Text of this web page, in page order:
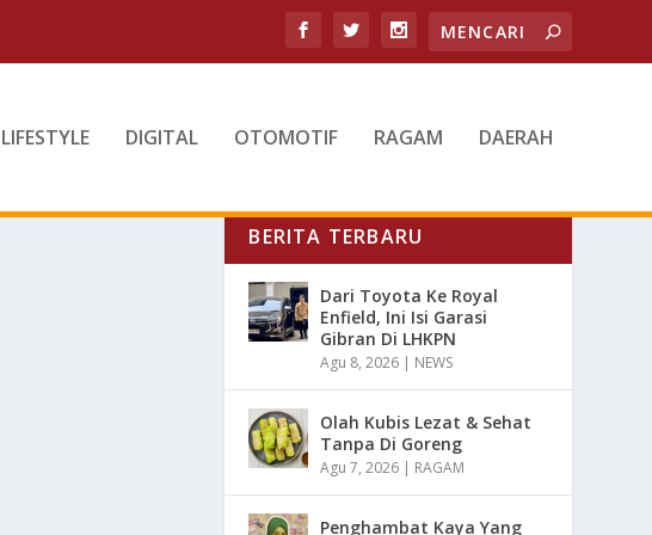
LIFESTYLE DIGITAL OTOMOTIF RAGAM DAERAH
BERITA TERBARU
Dari Toyota Ke Royal
Enfield, Ini Isi Garasi
Gibran Di LHKPN
Agu 8, 2026 | NEWS
Olah Kubis Lezat & Sehat
Tanpa Di Goreng
Agu 7, 2026 | RAGAM
Penghambat Kaya Yang